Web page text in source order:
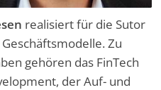
realisiert für die Sutor
Zu
gehören das FinTech
der Auf- und